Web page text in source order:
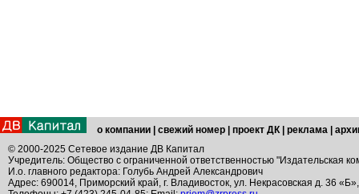
о компании свежий номер проект ДК реклама
© 2000-2025 Сетевое издание ДВ Капитал
Учредитель: Общество с ограниченной ответственностью "Издательская
И.о. главного редактора: Голубь Андрей Александрович
Адрес: 690014, Приморский край, г. Владивосток, ул. Некрасовская д. 36